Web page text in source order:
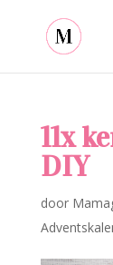
11x
DIY
door